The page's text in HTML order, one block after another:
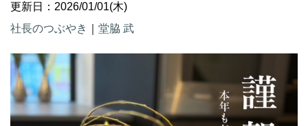
更新日：2026/01/01(木)
社長のつぶやき
堂脇 武